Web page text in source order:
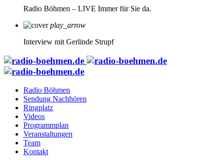
Radio Böhmen – LIVE Immer für Sie da.
play_arrow
Interview mit Gerlinde Strupf
Radio Böhmen
Sendung Nachhören
Ringplatz
Videos
Programmplan
Veranstaltungen
Team
Kontakt